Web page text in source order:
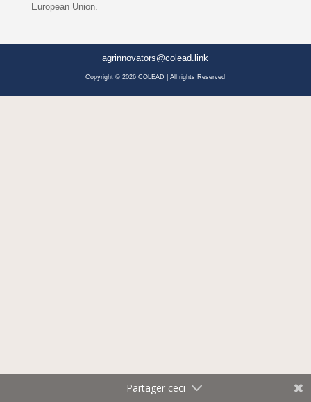
European Union.
agrinnovators@colead.link
Copyright © 2026 COLEAD | All rights Reserved
Partager ceci